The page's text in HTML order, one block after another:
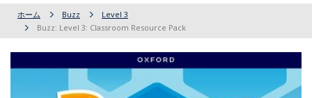
ホーム Buzz
Level 3
Buzz: Level 3: Classroom Resource Pack